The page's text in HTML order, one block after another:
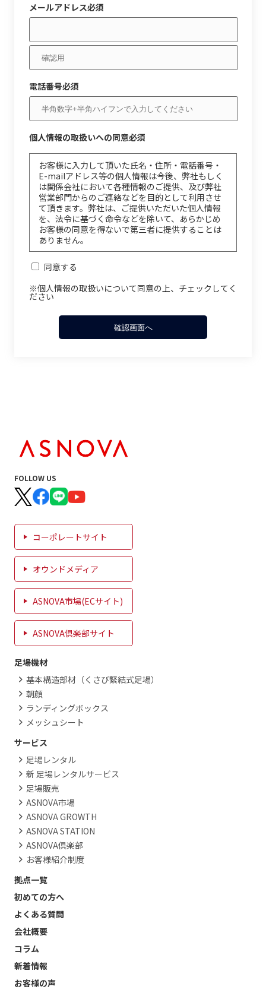
メールアドレス必須
電話番号必須
個人情報の取扱いへの同意必須
お客様に入力して頂いた氏名・住所・電話番号・
E-mailアドレス等の個人情報は今後、弊社もしく
は関係会社において各種情報のご提供、及び弊社
営業部門からのご連絡などを目的として利用させ
て頂きます。弊社は、ご提供いただいた個人情報
を、法令に基づく命令などを除いて、あらかじめ
お客様の同意を得ないで第三者に提供することは
ありません。
同意する
※個人情報の取扱いについて同意の上、チェックしてく
ださい
FOLLOW US
コーポレートサイト
オウンドメディア
ASNOVA市場(ECサイト)
ASNOVA倶楽部サイト
足場機材
基本構造部材（くさび緊結式足場）
朝顔
ランディングボックス
メッシュシート
サービス
足場レンタル
新 足場レンタルサービス
足場販売
ASNOVA市場
ASNOVA GROWTH
ASNOVA STATION
ASNOVA倶楽部
お客様紹介制度
拠点一覧
初めての方へ
よくある質問
会社概要
コラム
新着情報
お客様の声